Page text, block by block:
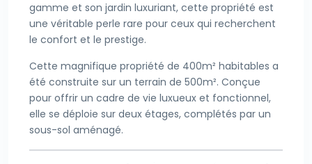
gamme et son jardin luxuriant, cette propriété est
une véritable perle rare pour ceux qui recherchent
le confort et le prestige.
Cette magnifique propriété de 400m² habitables a
été construite sur un terrain de 500m². Conçue
pour offrir un cadre de vie luxueux et fonctionnel,
elle se déploie sur deux étages, complétés par un
sous-sol aménagé.